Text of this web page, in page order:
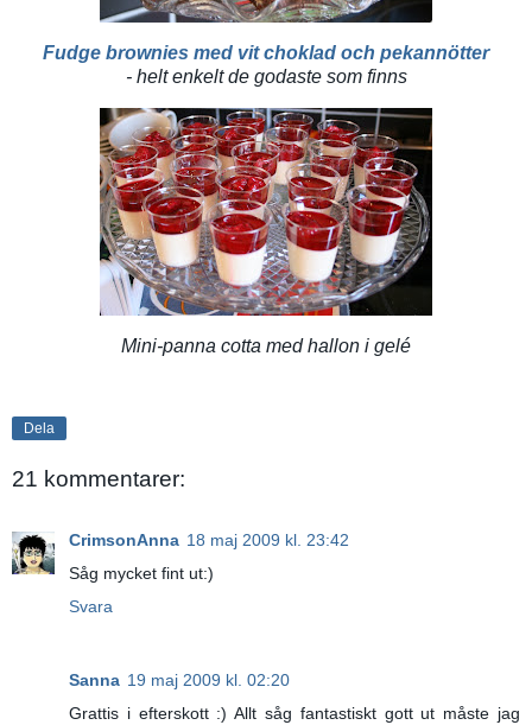
Fudge brownies med vit choklad och pekannötter
- helt enkelt de godaste som finns
Mini-panna cotta med hallon i gelé
Dela
21 kommentarer:
CrimsonAnna 18 maj 2009 kl. 23:42
Såg mycket fint ut:)
Svara
Sanna 19 maj 2009 kl. 02:20
Grattis i efterskott :) Allt såg fantastiskt gott ut måste jag